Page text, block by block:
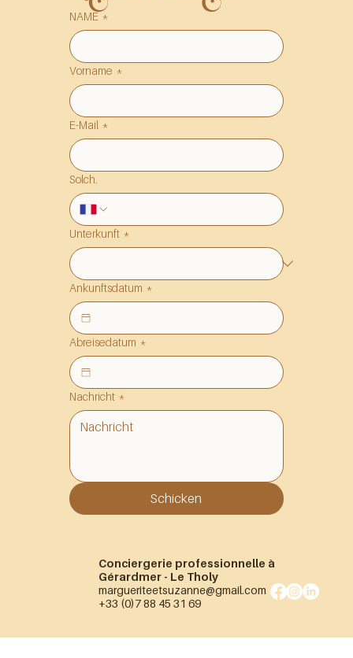
NAME *
Vorname *
E-Mail *
Solch.
Unterkunft *
Ankunftsdatum *
Abreisedatum *
Nachricht *
Schicken
Conciergerie professionnelle à
Gérardmer - Le Tholy
margueriteetsuzanne@gmail.com
+33 (0)7 88 45 31 69